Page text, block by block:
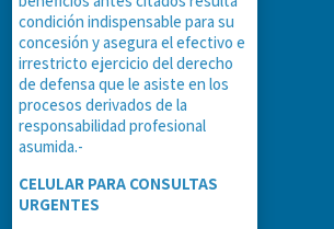
condición indispensable para su
concesión y asegura el efectivo e
irrestricto ejercicio del derecho
de defensa que le asiste en los
procesos derivados de la
responsabilidad profesional
asumida.-
CELULAR PARA CONSULTAS
URGENTES